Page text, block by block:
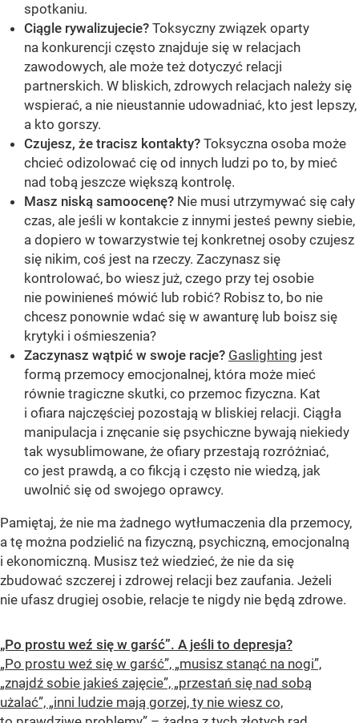
spotkaniu.
Ciągle rywalizujecie? Toksyczny związek oparty
na konkurencji często znajduje się w relacjach
zawodowych, ale może też dotyczyć relacji
partnerskich. W bliskich, zdrowych relacjach należy się
wspierać, a nie nieustannie udowadniać, kto jest lepszy,
a kto gorszy.
Czujesz, że tracisz kontakty? Toksyczna osoba może
chcieć odizolować cię od innych ludzi po to, by mieć
nad tobą jeszcze większą kontrolę.
Masz niską samoocenę? Nie musi utrzymywać się cały
czas, ale jeśli w kontakcie z innymi jesteś pewny siebie,
a dopiero w towarzystwie tej konkretnej osoby czujesz
się nikim, coś jest na rzeczy. Zaczynasz się
kontrolować, bo wiesz już, czego przy tej osobie
nie powinieneś mówić lub robić? Robisz to, bo nie
chcesz ponownie wdać się w awanturę lub boisz się
krytyki i ośmieszenia?
Zaczynasz wątpić w swoje racje? Gaslighting jest
formą przemocy emocjonalnej, która może mieć
równie tragiczne skutki, co przemoc fizyczna. Kat
i ofiara najczęściej pozostają w bliskiej relacji. Ciągła
manipulacja i znęcanie się psychiczne bywają niekiedy
tak wysublimowane, że ofiary przestają rozróżniać,
co jest prawdą, a co fikcją i często nie wiedzą, jak
uwolnić się od swojego oprawcy.
Pamiętaj, że nie ma żadnego wytłumaczenia dla przemocy,
a tę można podzielić na fizyczną, psychiczną, emocjonalną
i ekonomiczną. Musisz też wiedzieć, że nie da się
zbudować szczerej i zdrowej relacji bez zaufania. Jeżeli
nie ufasz drugiej osobie, relacje te nigdy nie będą zdrowe.
„Po prostu weź się w garść”. A jeśli to depresja?
„Po prostu weź się w garść”, „musisz stanąć na nogi”,
„znajdź sobie jakieś zajęcie”, „przestań się nad sobą
użalać”, „inni ludzie mają gorzej, ty nie wiesz co,